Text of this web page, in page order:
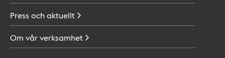
Press ochaktuellt
Om vårverksamhet